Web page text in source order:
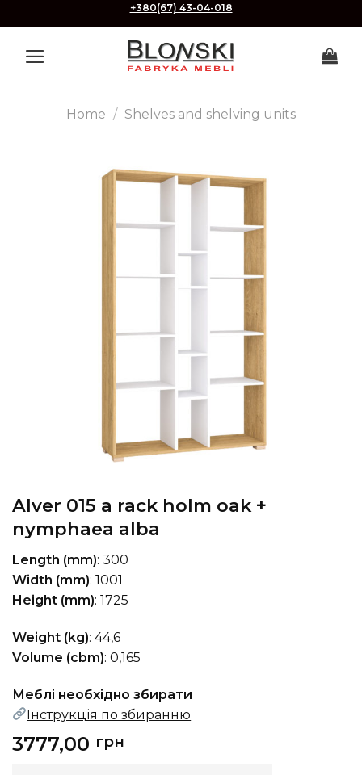
to
content
+380(67) 43-04-018
Home / Shelves and shelving units
Alver 015 a rack holm oak +
nymphaea alba
Length (mm): 300
Width (mm): 1001
Height (mm): 1725
Weight (kg): 44,6
Volume (cbm): 0,165
Меблі необхідно збирати
Інструкція по збиранню
3777,00 грн